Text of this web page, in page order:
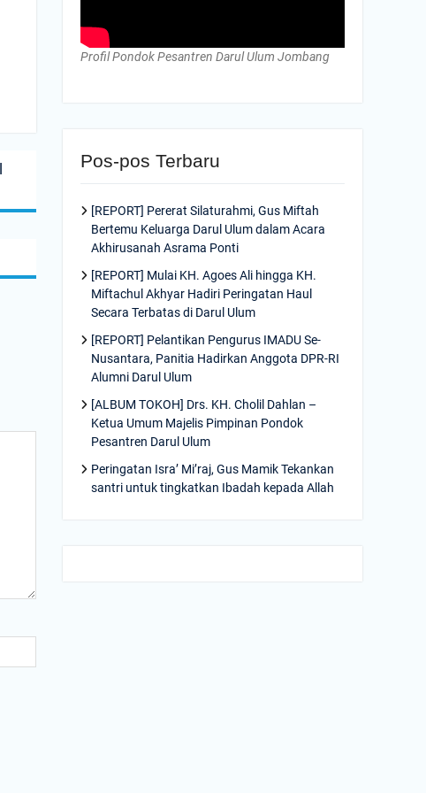
Profil Pondok Pesantren Darul Ulum Jombang
Pos-pos Terbaru
[REPORT] Pererat Silaturahmi, Gus Miftah
Bertemu Keluarga Darul Ulum dalam Acara
Akhirusanah Asrama Ponti
[REPORT] Mulai KH. Agoes Ali hingga KH.
Miftachul Akhyar Hadiri Peringatan Haul
Secara Terbatas di Darul Ulum
[REPORT] Pelantikan Pengurus IMADU Se-
Nusantara, Panitia Hadirkan Anggota DPR-RI
Alumni Darul Ulum
[ALBUM TOKOH] Drs. KH. Cholil Dahlan –
Ketua Umum Majelis Pimpinan Pondok
Pesantren Darul Ulum
Peringatan Isra’ Mi’raj, Gus Mamik Tekankan
santri untuk tingkatkan Ibadah kepada Allah